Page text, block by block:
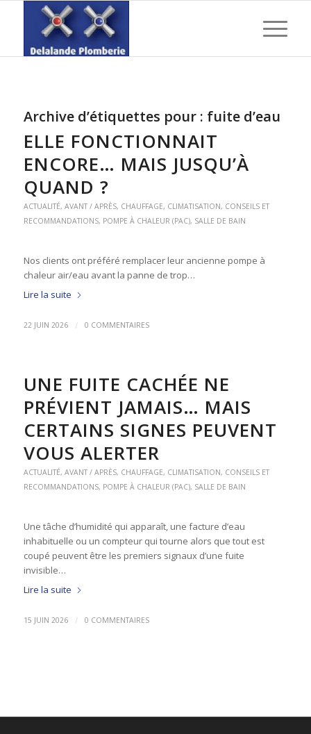
Archive d’étiquettes pour : fuite d’eau
ELLE FONCTIONNAIT
ENCORE… MAIS JUSQU’À
QUAND ?
ACTUALITÉ, AVANT / APRÈS, CHAUFFAGE, CLIMATISATION, CONSEILS ET
RECOMMANDATIONS, POMPE À CHALEUR (PAC), SALLE DE BAIN
Nos clients ont préféré remplacer leur ancienne pompe à
chaleur air/eau avant la panne de trop…
Lire la suite
22 JUIN 2026 / 0 COMMENTAIRES
UNE FUITE CACHÉE NE
PRÉVIENT JAMAIS… MAIS
CERTAINS SIGNES PEUVENT
VOUS ALERTER
ACTUALITÉ, AVANT / APRÈS, CHAUFFAGE, CLIMATISATION, CONSEILS ET
RECOMMANDATIONS, POMPE À CHALEUR (PAC), SALLE DE BAIN
Une tâche d’humidité qui apparaît, une facture d’eau
inhabituelle ou un compteur qui tourne alors que tout est
coupé peuvent être les premiers signaux d’une fuite
invisible…
Lire la suite
15 JUIN 2026 / 0 COMMENTAIRES